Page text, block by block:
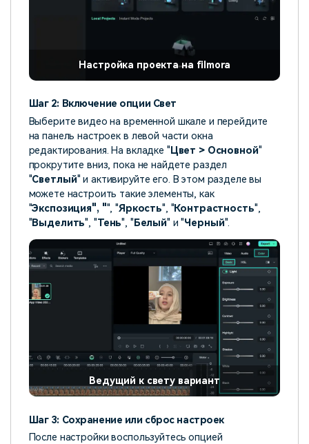
Настройка проекта на filmora
Шаг 2: Включение опции Свет
Выберите видео на временной шкале и перейдите
на панель настроек в левой части окна
редактирования. На вкладке " Цвет > Основной"
прокрутите вниз, пока не найдете раздел
"Светлый" и активируйте его. В этом разделе вы
можете настроить такие элементы, как
"Экспозиция", "", "Яркость", "Контрастность",
"Выделить", "Тень", " Белый" и "Черный".
Ведущий к свету вариант
Шаг 3: Сохранение или сброс настроек
После настройки воспользуйтесь опцией